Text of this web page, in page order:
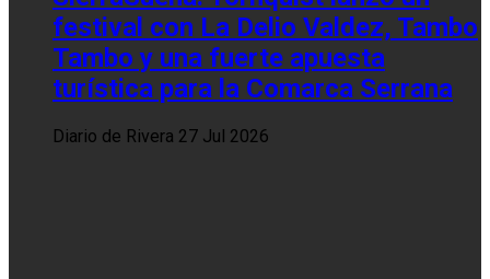
festival con La Delio Valdez, Tambo
Tambo y una fuerte apuesta
turística para la Comarca Serrana
Diario de Rivera 27 Jul 2026